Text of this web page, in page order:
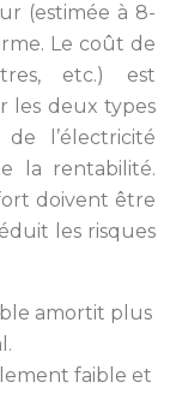
(estimée à 8-
Le coût de
etc.) est
les deux types
l’électricité
la rentabilité.
doivent être
les risques
amortit plus
faible et